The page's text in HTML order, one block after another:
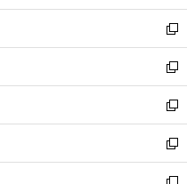
開
く
ウ
で
開
く
ン
ド
ウ
で
開
く
ウ
ィ
ン
ド
ウ
で
開
く
新
し
い
ウ
ィ
ン
ド
ウ
新
し
い
ウ
ィ
ン
新
し
い
ウ
新
し